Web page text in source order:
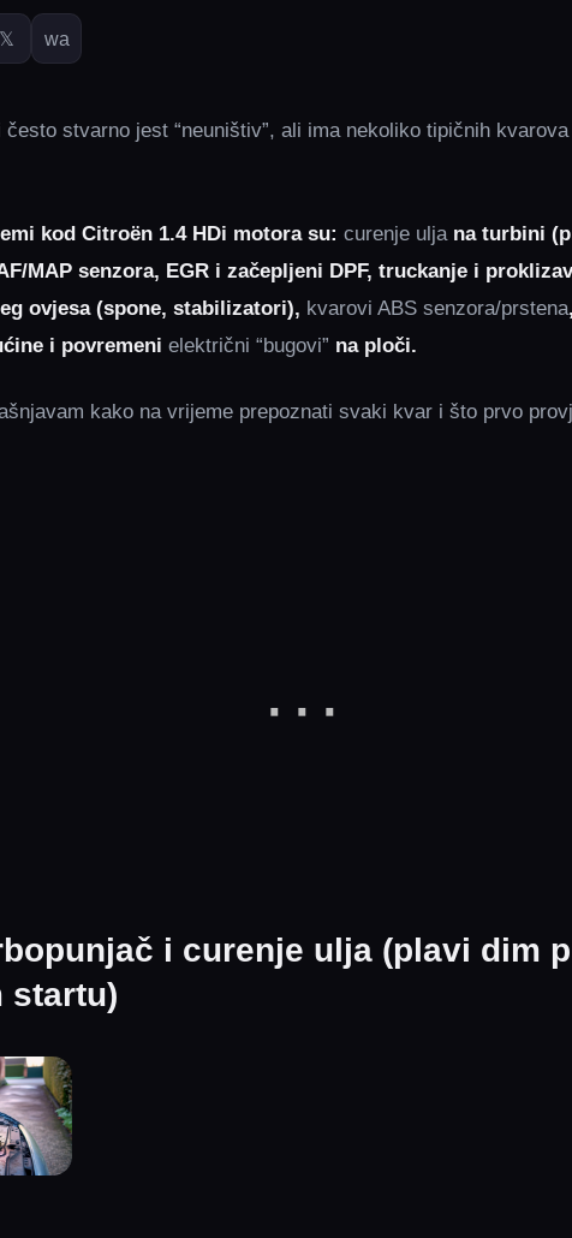
𝕏 wa
često stvarno jest “neuništiv”, ali ima nekoliko tipičnih
kod Citroën 1.4 HDi motora su: curenje uljana turbini
MAP senzora, EGR i začepljeni DPF, truckanje i
ovjesa (spone, stabilizatori), kvarovi ABS senzora/prstena
i povremeni električni “bugovi” na ploči.
kako na vrijeme prepoznati svaki kvar i što prvo
i curenje ulja (plavi dim
startu)